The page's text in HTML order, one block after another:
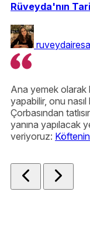
Rüveyda'nın
Ana yemek olarak
yapabilir, onu
Çorbasından
yanına yapılacak
veriyoruz: